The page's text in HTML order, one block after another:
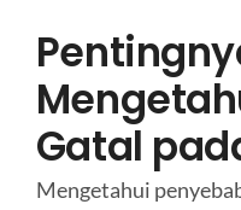
Gatal
Mengetahui